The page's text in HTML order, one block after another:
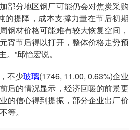
部分地区钢厂可能仍会对焦炭采购
提降，成本支撑力量在节后初期
钢材价格可能难有较大恢复空间，
宵节后得以打开，整体价格走势预
”邱怡宏说。
不少玻璃(1746, 11.00, 0.63%)企业
后的情况显示，经济回暖的前景更
的信心得到提振，部分企业出厂价
等。